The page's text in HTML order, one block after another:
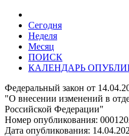
Сегодня
Неделя
Месяц
ПОИСК
КАЛЕНДАРЬ
Федеральный закон от
"О внесении изменений в
Российской Федерации"
Номер опубликования:
Дата опубликования: